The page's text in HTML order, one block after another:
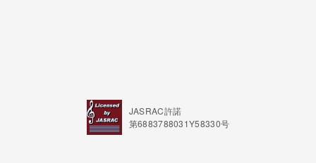
JASRAC許諾
第6883788031Y58330号